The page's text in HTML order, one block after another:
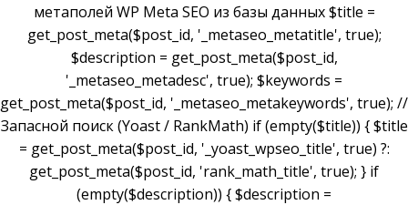
метаполей WP Meta SEO из базы данных $title =
get_post_meta($post_id, '_metaseo_metatitle', true);
$description = get_post_meta($post_id,
'_metaseo_metadesc', true); $keywords =
get_post_meta($post_id, '_metaseo_metakeywords', true); //
Запасной поиск (Yoast / RankMath) if (empty($title)) { $title
= get_post_meta($post_id, '_yoast_wpseo_title', true) ?:
get_post_meta($post_id, 'rank_math_title', true); } if
(empty($description)) { $description =